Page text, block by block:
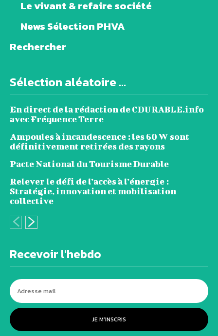
Le vivant & refaire société
News Sélection PHVA
Rechercher
Sélection aléatoire ...
En direct de la rédaction de CDURABLE.info
avec Fréquence Terre
Ampoules à incandescence : les 60 W sont
définitivement retirées des rayons
Pacte National du Tourisme Durable
Relever le défi de l’accès à l’énergie :
Stratégie, innovation et mobilisation
collective
Recevoir l'hebdo
JE M'INSCRIS